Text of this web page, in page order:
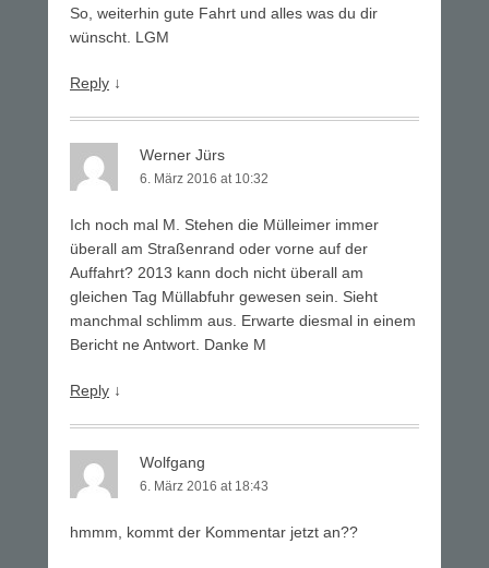
So, weiterhin gute Fahrt und alles was du dir
wünscht. LGM
Reply ↓
Werner Jürs
6. März 2016 at 10:32
Ich noch mal M. Stehen die Mülleimer immer
überall am Straßenrand oder vorne auf der
Auffahrt? 2013 kann doch nicht überall am
gleichen Tag Müllabfuhr gewesen sein. Sieht
manchmal schlimm aus. Erwarte diesmal in einem
Bericht ne Antwort. Danke M
Reply ↓
Wolfgang
6. März 2016 at 18:43
hmmm, kommt der Kommentar jetzt an??